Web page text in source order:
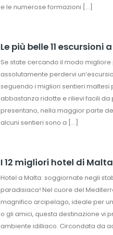
e le numerose formazioni […]
Le più belle 11 escursioni
Se state cercando il modo
assolutamente perdervi
seguendo i migliori sentieri maltesi
abbastanza ridotte e rilievi facili
presentano, nella maggior parte
alcuni sentieri sono a […]
I 12 migliori hotel di Malta
Hotel a Malta: soggiornate negli
paradisiaca! Nel cuore del
magnifico arcipelago, ideale per
o gli amici, questa destinazione vi
ambiente idilliaco. Circondata da